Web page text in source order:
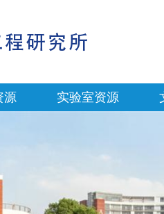
源 实验室资源